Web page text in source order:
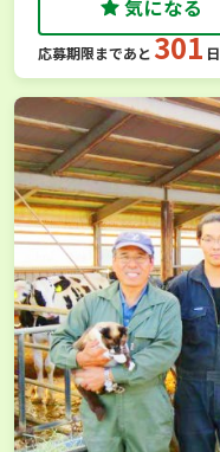
気になる
応募期限まであと 301 日